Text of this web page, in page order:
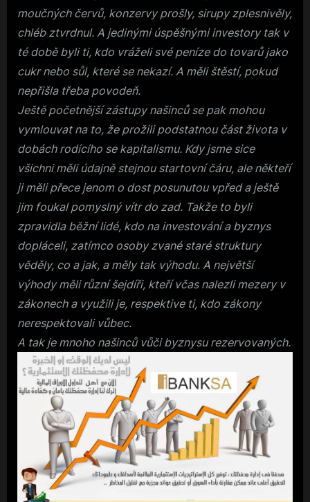
moučných červů, konzervy prošly, sirupy zplesnivěly,
chléb ztvrdnul. A jedinými úspěšnými investory tak v
té době byli ti, kdo vráželi své peníze do tovarů jako
cukr nebo sůl, které se nekazí. A měli štěstí, pokud
nepřišla třeba povodeň.
Ještě početnější zástupy našinců se pak mohou
vymlouvat na to, že prožili podstatnou část života v
dobách rodícího se kapitalismu. Kdy jsme sice
všichni měli údajně stejnou startovní čáru, ale někteří
ji měli přece jenom o dost posunutou vpřed a ještě
jim foukal pomyslný vítr do zad. Takže to byli
zpravidla běžní lidé, kdo na investování a byznys
dopláceli, zatímco osoby zvané staré struktury
věděly, co a jak, a měly tak výhodu. A největší
výhody měli různí šejdíři, kteří včas nalezli mezery v
zákonech a využili je, respektive ti, kdo zákony
nerespektovali vůbec.
A tak je mnoho našinců vůči byznysu rezervovaných.